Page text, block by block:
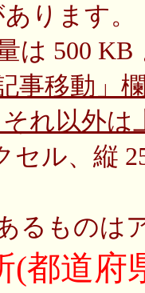
ります。
は 500 KB
記事移動」
れ以外は
セル、縦
るものは
(都道府